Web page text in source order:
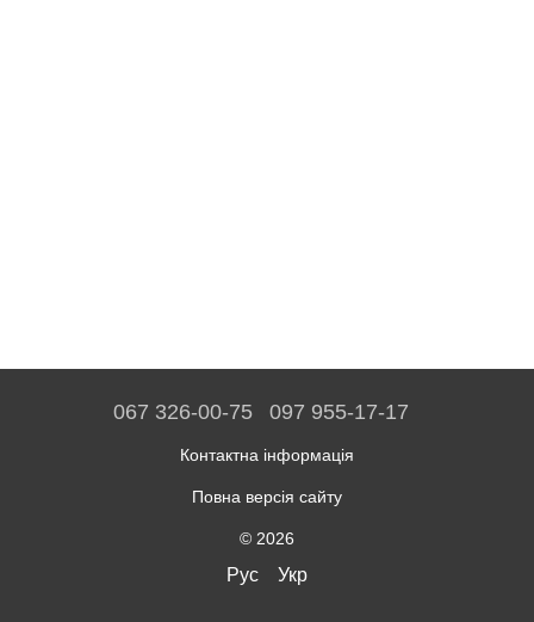
067 326-00-75 097 955-17-17
Контактна інформація
Повна версія сайту
© 2026
Рус Укр